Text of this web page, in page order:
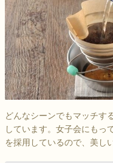
どんなシーンでもマッチす
しています。女子会にもっ
を採用しているので、美し